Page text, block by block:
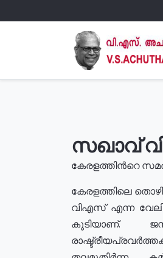
സഖാവ്
കേരളത്തിൻറെ
കേരളത്തിലെ
വിഎസ് എന്ന
കൂടിയാണ്.